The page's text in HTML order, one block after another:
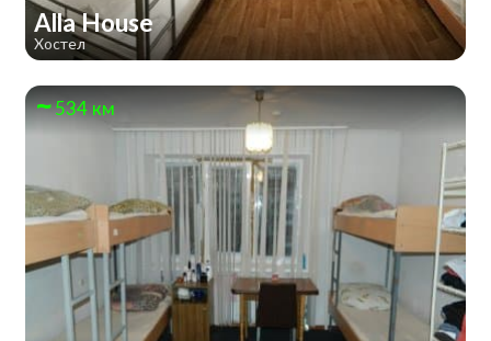
Alla House
Хостел
534 км